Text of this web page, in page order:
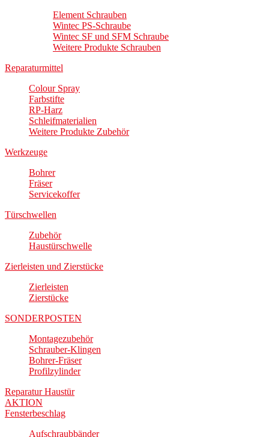
Element Schrauben
Wintec PS-Schraube
Wintec SF und SFM Schraube
Weitere Produkte Schrauben
Reparaturmittel
Colour Spray
Farbstifte
RP-Harz
Schleifmaterialien
Weitere Produkte Zubehör
Werkzeuge
Bohrer
Fräser
Servicekoffer
Türschwellen
Zubehör
Haustürschwelle
Zierleisten und Zierstücke
Zierleisten
Zierstücke
SONDERPOSTEN
Montagezubehör
Schrauber-Klingen
Bohrer-Fräser
Profilzylinder
Reparatur Haustür
AKTION
Fensterbeschlag
Aufschraubbänder